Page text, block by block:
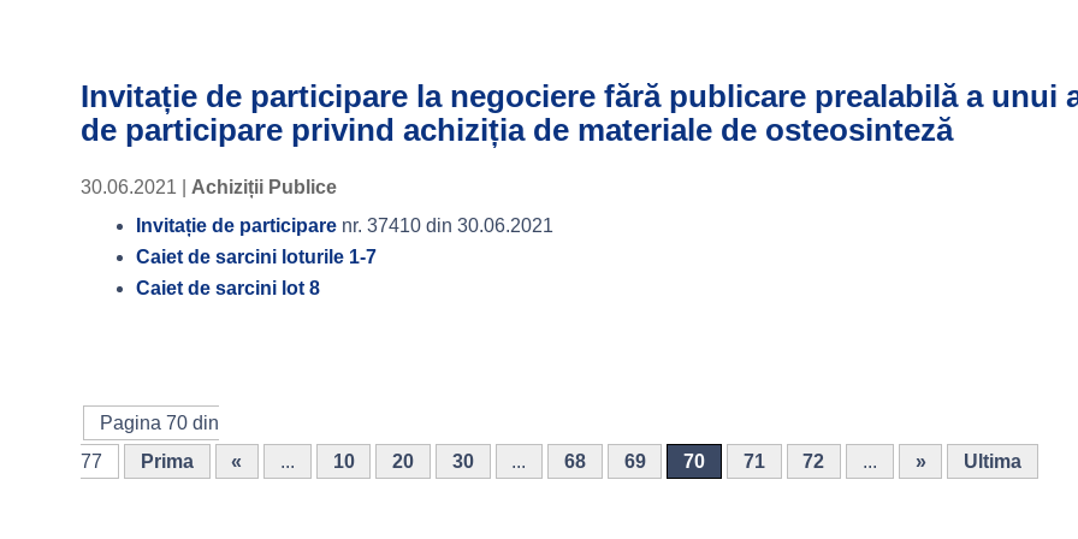
Invitație de participare la negociere fără publicare prealabilă a unui
de participare privind achiziția de materiale de osteosinteză
30.06.2021
Achiziții Publice
Invitație de participare nr. 37410 din 30.06.2021
Caiet de sarcini loturile 1-7
Caiet de sarcini lot 8
Pagina 70 din
77
Prima « ... 10 20 30 ... 68 69 70 71 72 ... » Ultima